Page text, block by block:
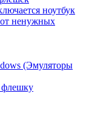
ноутбук
ненужных
(Эмуляторы
флешку